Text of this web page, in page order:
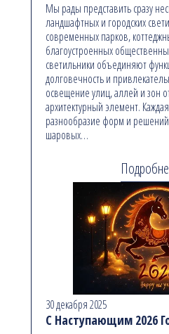
Мы рады представить сразу
ландшафтных и городских
современных парков,
благоустроенных
светильники объединяют
долговечность и
освещение улиц, аллей и зон
архитектурный элемент.
разнообразие форм и
шаровых…
30 декабря 2025
С Наступающим 2026